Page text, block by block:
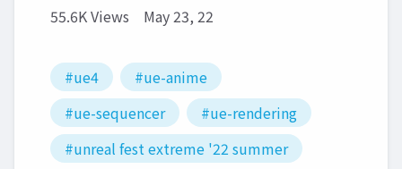
55.6K Views May 23, 22
#ue4
#ue-anime
#ue-sequencer
#ue-rendering
#unreal fest extreme '22 summer